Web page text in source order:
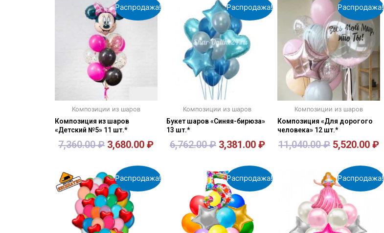
Распродажа!
Композиции из шаров
Композиция из шаров
«Детский №5» 11 шт.*
7,360.00₽ 3,680.00₽
Распродажа!
Композиции из шаров
Букет шаров «Синяя-бирюза»
13 шт.*
6,762.00₽ 3,381.00 ₽
Распродажа!
Композиции из шаров
Композиция «Для дорогого
человека» 12 шт.*
11,040.00₽ 5,520.00 ₽
Распродажа! Распродажа! Распродажа!